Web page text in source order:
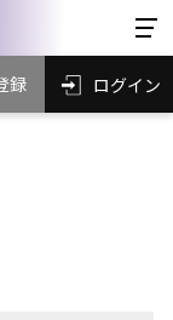
録 ログイン